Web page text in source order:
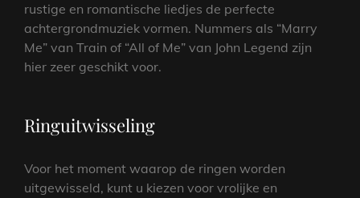
rustige en romantische liedjes de perfecte
achtergrondmuziek vormen. Nummers als “Marry
Me” van Train of “All of Me” van John Legend zijn
hier zeer geschikt voor.
Ringuitwisseling
Voor het moment waarop de ringen worden
uitgewisseld, kunt u kiezen voor vrolijke en